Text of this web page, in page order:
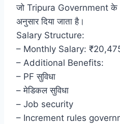
जो Tripura Government
अनुसार दिया जाता है।
Salary Structure:
– Monthly Salary:
– Additional Benefits:
– PF सुविधा
– मेडिकल सुविधा
– Job security
– Increment rules